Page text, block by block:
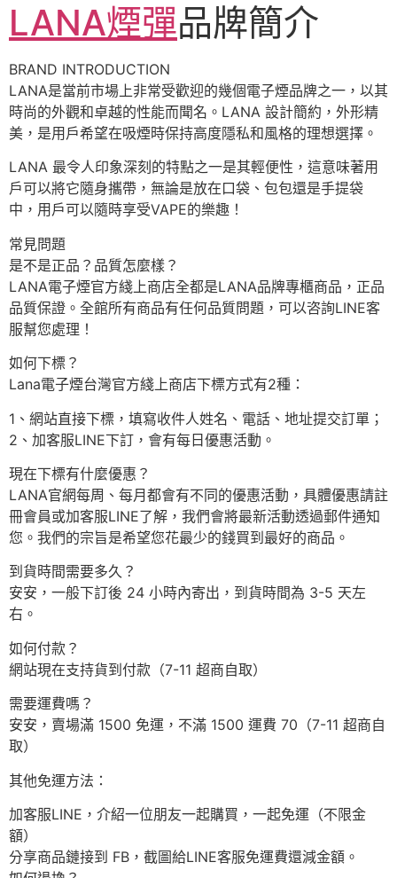
LANA煙彈品牌簡介
BRAND INTRODUCTION
LANA是當前市場上非常受歡迎的幾個電子煙品牌之一，以其
時尚的外觀和卓越的性能而聞名。LANA 設計簡約，外形精
美，是用戶希望在吸煙時保持高度隱私和風格的理想選擇。
LANA 最令人印象深刻的特點之一是其輕便性，這意味著用
戶可以將它隨身攜帶，無論是放在口袋、包包還是手提袋
中，用戶可以隨時享受VAPE的樂趣！
常見問題
是不是正品？品質怎麼樣？
LANA電子煙官方綫上商店全都是LANA品牌專櫃商品，正品
品質保證。全館所有商品有任何品質問題，可以咨詢LINE客
服幫您處理！
如何下標？
Lana電子煙台灣官方綫上商店下標方式有2種：
1、網站直接下標，填寫收件人姓名、電話、地址提交訂單；
2、加客服LINE下訂，會有每日優惠活動。
現在下標有什麼優惠？
LANA官網每周、每月都會有不同的優惠活動，具體優惠請註
冊會員或加客服LINE了解，我們會將最新活動透過郵件通知
您。我們的宗旨是希望您花最少的錢買到最好的商品。
到貨時間需要多久？
安安，一般下訂後 24 小時內寄出，到貨時間為 3-5 天左
右。
如何付款？
網站現在支持貨到付款（7-11 超商自取）
需要運費嗎？
安安，賣場滿 1500 免運，不滿 1500 運費 70（7-11 超商自
取）
其他免運方法：
加客服LINE，介紹一位朋友一起購買，一起免運（不限金
額）
分享商品鏈接到 FB，截圖給LINE客服免運費還減金額。